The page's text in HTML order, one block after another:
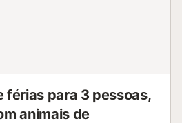
para 3 pessoas,
animais de